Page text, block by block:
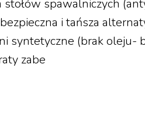
spawalniczych
i tańsza
syntetyczne (brak oleju-
zabe